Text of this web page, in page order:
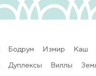
Бодрум Измир Каш
Дуплексы Виллы